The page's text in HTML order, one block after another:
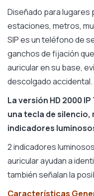
Diseñado para
estaciones, metros,
SIP es un teléfono de
ganchos de fijación
auricular en su base,
descolgado accidental.
La versión HD 2000
una tecla de
indicadores
2 indicadores
auricular ayudan a
también señalan la
Características